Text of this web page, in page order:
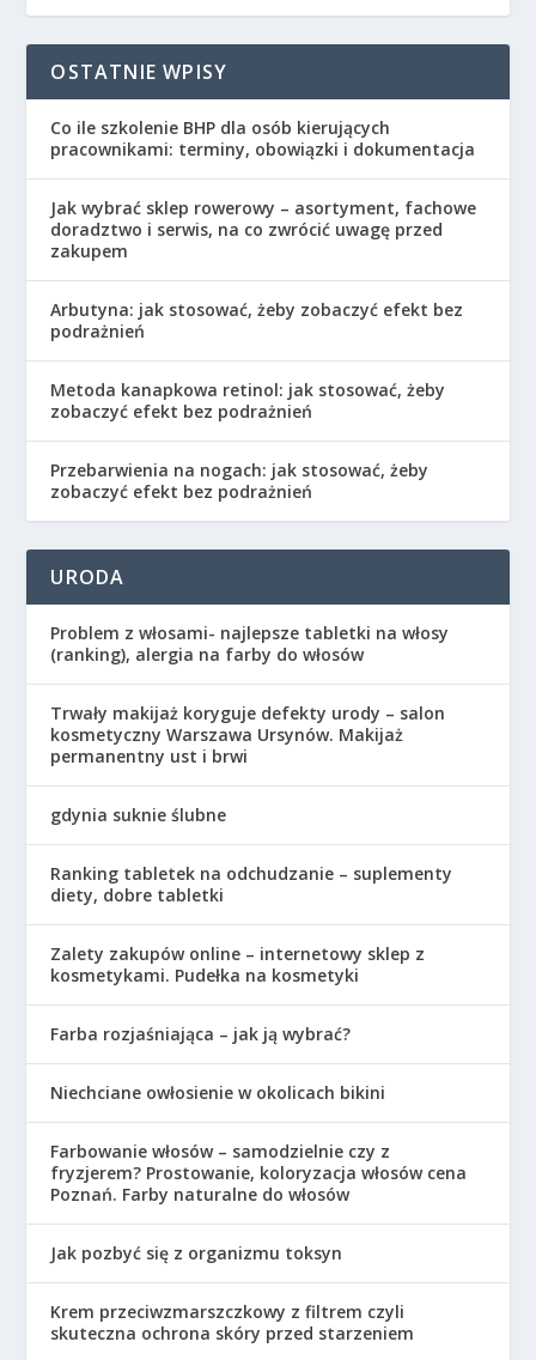
OSTATNIE WPISY
Co ile szkolenie BHP dla osób kierujących
pracownikami: terminy, obowiązki i dokumentacja
Jak wybrać sklep rowerowy – asortyment, fachowe
doradztwo i serwis, na co zwrócić uwagę przed
zakupem
Arbutyna: jak stosować, żeby zobaczyć efekt bez
podrażnień
Metoda kanapkowa retinol: jak stosować, żeby
zobaczyć efekt bez podrażnień
Przebarwienia na nogach: jak stosować, żeby
zobaczyć efekt bez podrażnień
URODA
Problem z włosami- najlepsze tabletki na włosy
(ranking), alergia na farby do włosów
Trwały makijaż koryguje defekty urody – salon
kosmetyczny Warszawa Ursynów. Makijaż
permanentny ust i brwi
gdynia suknie ślubne
Ranking tabletek na odchudzanie – suplementy
diety, dobre tabletki
Zalety zakupów online – internetowy sklep z
kosmetykami. Pudełka na kosmetyki
Farba rozjaśniająca – jak ją wybrać?
Niechciane owłosienie w okolicach bikini
Farbowanie włosów – samodzielnie czy z
fryzjerem? Prostowanie, koloryzacja włosów cena
Poznań. Farby naturalne do włosów
Jak pozbyć się z organizmu toksyn
Krem przeciwzmarszczkowy z filtrem czyli
skuteczna ochrona skóry przed starzeniem